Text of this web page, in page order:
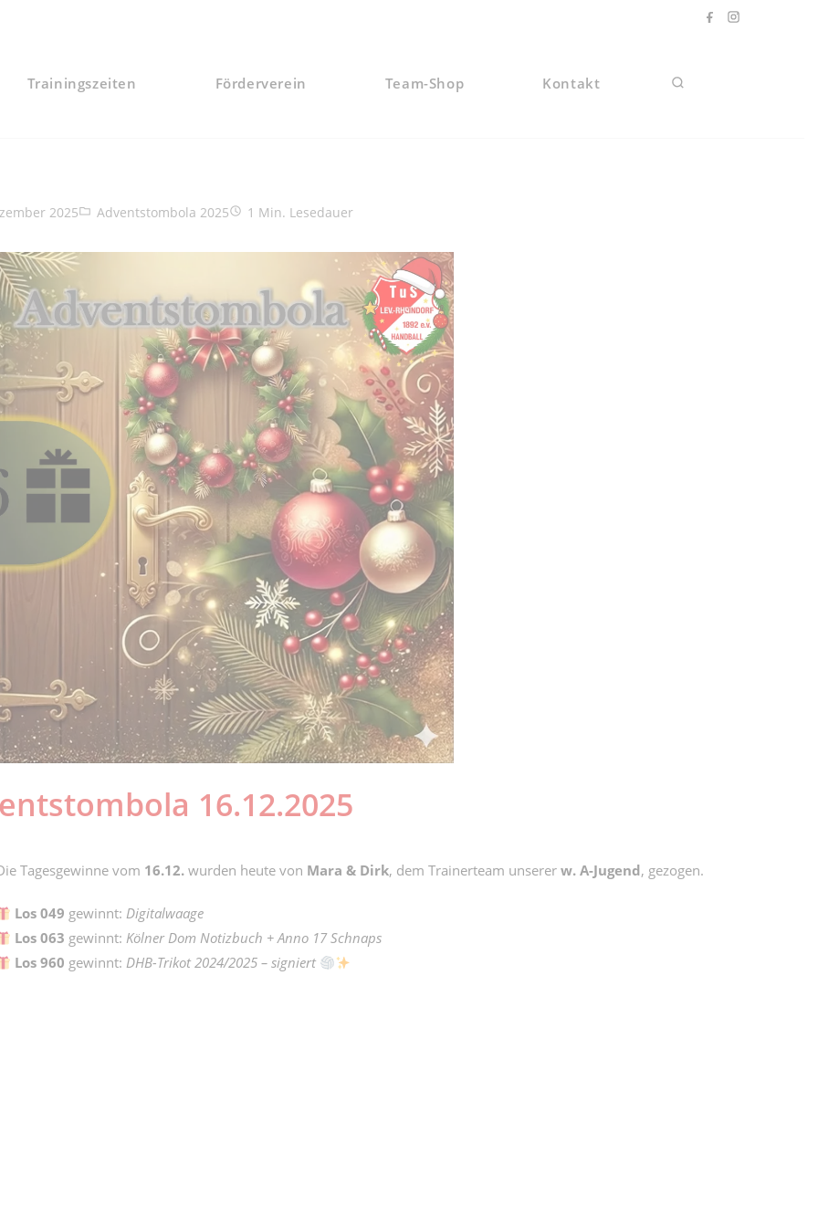
Trainingszeiten Förderverein Team-Shop Kontakt
Website-Suche
2025Beitrags-Kategorie:
Adventstombola 2025Lesedauer:
1 Min. Lesedauer
16.12.2025
Tagesgewinne vom 16.12.wurden heute von Mara & Dirk, dem Trainerteam unserer w. A-Jugend, gezogen.
Los 049 gewinnt:Digitalwaage
Los 063 gewinnt:Kölner Dom Notizbuch + Anno 17 Schnaps
Los 960 gewinnt:DHB-Trikot 2024/2025 – signiert